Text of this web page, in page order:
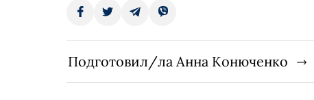
Подготовил/ла Анна Конюченко